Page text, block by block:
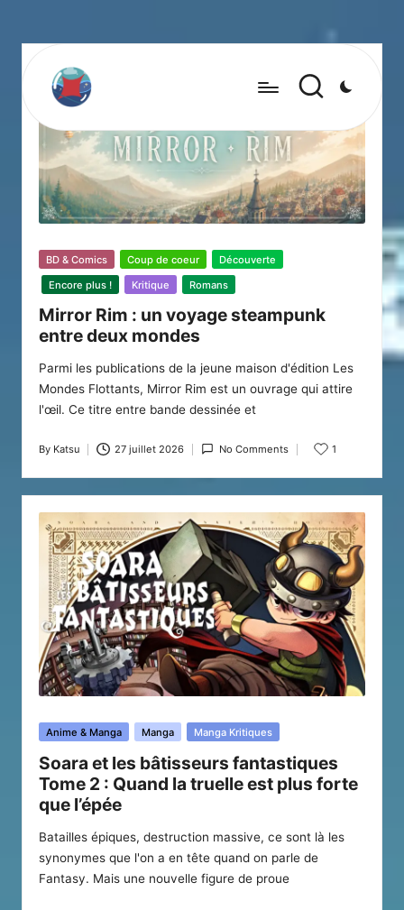
Posted
in
BD & Comics Coup de coeur
Découverte
Encore plus !
Kritique Romans
Mirror Rim : un voyage steampunk
entre deux mondes
Parmi les publications de la jeune maison d'édition Les
Mondes Flottants, Mirror Rim est un ouvrage qui attire
l'œil. Ce titre entre bande dessinée et
Posted
by
By Katsu 27 juillet 2026 No Comments 1
Posted
Anime & Manga Manga Manga Kritiques
Soara et les bâtisseurs fantastiques
Tome 2 : Quand la truelle est plus forte
que l’épée
Batailles épiques, destruction massive, ce sont là les
synonymes que l'on a en tête quand on parle de
Fantasy. Mais une nouvelle figure de proue